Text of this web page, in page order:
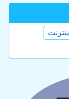
اینترنت